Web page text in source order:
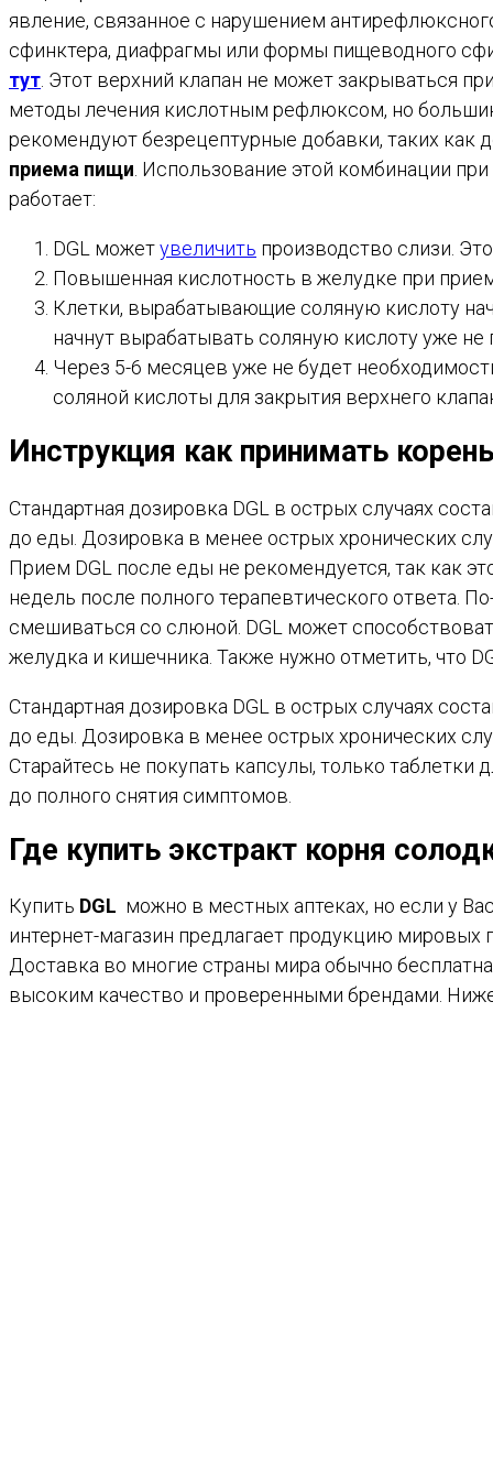
явление, связанное с нарушением
сфинктера, диафрагмы или формы пищеводного
тут . Этот верхний клапан не может закрываться
методы лечения кислотным рефлюксом, но
рекомендуют безрецептурные добавки, таких как
приема пищи . Использование этой комбинации
работает:
DGL можетувеличить производство слизи.
Повышенная кислотность в желудке при
Клетки, вырабатывающие соляную кислоту
начнут вырабатывать соляную кислоту уже
Через 5-6 месяцев уже не будет
соляной кислоты для закрытия верхнего
Инструкция как принимать
Стандартная дозировка DGL в острых случаях
до еды. Дозировка в менее острых хронических
Прием DGL после еды не рекомендуется, так как
недель после полного терапевтического ответа.
смешиваться со слюной. DGL может
желудка и кишечника. Также нужно отметить, что
Стандартная дозировка DGL в острых случаях
до еды. Дозировка в менее острых хронических
Старайтесь не покупать капсулы, только
до полного снятия симптомов.
Где купить экстракт корня
Купить DGL можно в местных аптеках, но если у
интернет-магазин предлагает продукцию
Доставка во многие страны мира обычно
высоким качество и проверенными брендами.